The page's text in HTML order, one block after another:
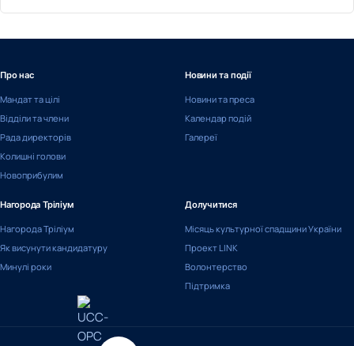
Про нас
Мандат та цілі
Відділи та члени
Рада директорів
Колишні голови
Новоприбулим
Новини та події
Новини та преса
Календар подій
Галереї
Нагорода Тріліум
Нагорода Тріліум
Як висунути кандидатуру
Минулі роки
Долучитися
Місяць культурної спадщини України
Проект LINK
Волонтерство
Підтримка